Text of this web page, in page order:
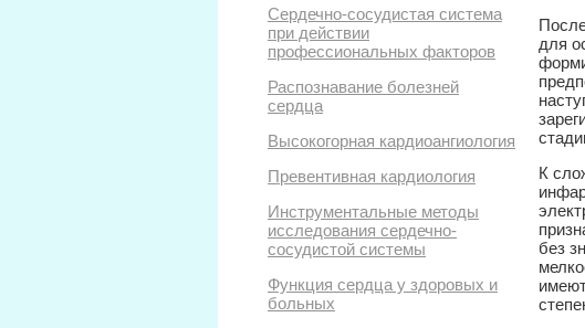
Сердечно-сосудистая система
при действии
профессиональных факторов
Распознавание болезней
сердца
Высокогорная кардиоангиология
Превентивная кардиология
Инструментальные методы
исследования сердечно-
сосудистой системы
Функция сердца у здоровых и
больных
для
К
без